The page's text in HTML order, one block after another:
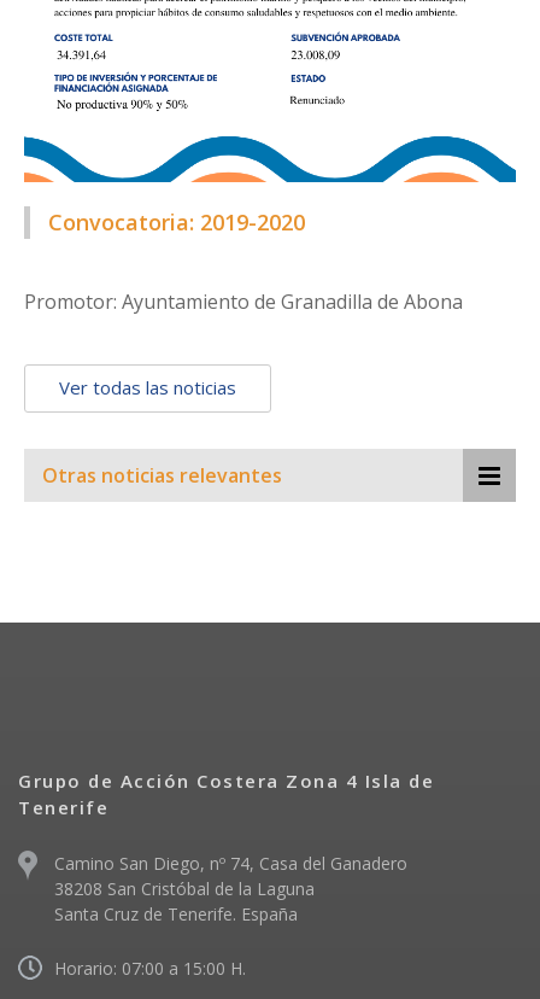
Convocatoria: 2019-2020
Promotor: Ayuntamiento de Granadilla de Abona
Ver todas las noticias
Otras noticias relevantes
Grupo de Acción Costera Zona 4 Isla de
Tenerife
Camino San Diego, nº 74, Casa del Ganadero
38208 San Cristóbal de la Laguna
Santa Cruz de Tenerife. España
Horario: 07:00 a 15:00 H.